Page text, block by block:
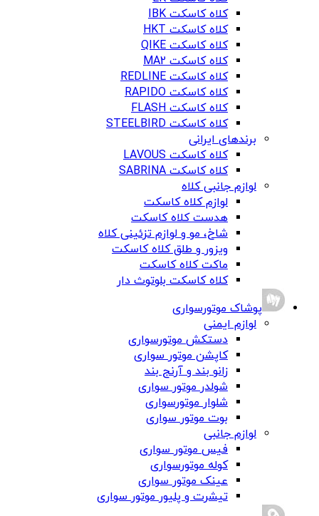
کلاه کاسکت IBK
کلاه کاسکت HKT
کلاه کاسکت QIKE
کلاه کاسکت MA2
کلاه کاسکت REDLINE
کلاه کاسکت RAPIDO
کلاه کاسکت FLASH
کلاه کاسکت STEELBIRD
برندهای ایرانی
کلاه کاسکت LAVOUS
کلاه کاسکت SABRINA
لوازم جانبی کلاه
لوازم کلاه کاسکت
هدست کلاه کاسکت
شاخ، مو و لوازم تزئینی کلاه
ویزور و طلق کلاه کاسکت
ماکت کلاه کاسکت
کلاه کاسکت بلوتوث دار
پوشاک موتورسواری
لوازم ایمنی
دستکش موتورسواری
کاپشن موتور سواری
زانو بند و آرنج بند
شولدر موتور سواری
شلوار موتورسواری
بوت موتور سواری
لوازم جانبی
فیس موتور سواری
کوله موتورسواری
عینک موتور سواری
تیشرت و پلیور موتور سواری